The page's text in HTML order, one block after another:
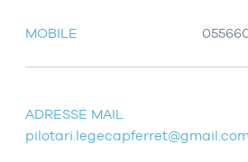
MOBILE
ADRESSE MAIL
pilotari.legecapferret@gmail.com